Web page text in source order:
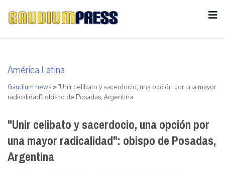
América Latina
Gaudium news >"Unir celibato y sacerdocio, una opción por una mayor
radicalidad": obispo de Posadas, Argentina
"Unir celibato y sacerdocio, una opción por
una mayor radicalidad": obispo de Posadas,
Argentina